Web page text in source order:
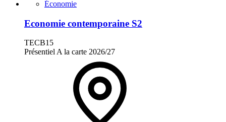
Économie
Economie contemporaine S2
TECB15
PrésentielA la carte 2026/27